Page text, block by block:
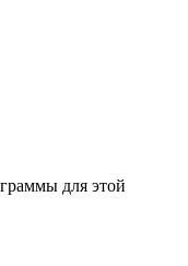
для этой